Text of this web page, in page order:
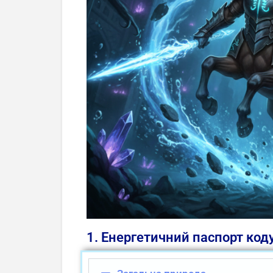
1. Енергетичний паспорт